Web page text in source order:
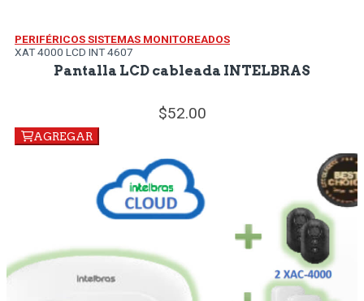
PERIFÉRICOS SISTEMAS MONITOREADOS
XAT 4000 LCD INT 4607
Pantalla LCD cableada INTELBRAS
52.00
AGREGAR